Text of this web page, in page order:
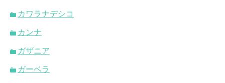
カワラナデシコ
カンナ
ガザニア
ガーベラ